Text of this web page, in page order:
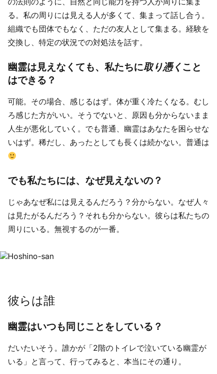
る。私の周りには見える人が多くて、集まって話し合う。
組織でも団体でもなく、ただの友人として集まる。経験を
交換し、特定の状況での対処法を話す。
幽霊は見えなくても、私たちに取り憑く こと
はできる？
可能。その場合、感じるはず。体が重く冷たくなる。むし
ろ感じた方がいい。そうでないと、原因も分からないまま
人生が悪化していく。でも普通、幽霊はあなたを困らせな
いはず。稀だし、あったとしても長くは続かない。普通は
でも私たちには、なぜ見えないの？
じゃあなぜ私には見えるんだろう？分からない。なぜ人々
は見たがるんだろう？それも分からない。彼らは私たちの
周りにいる。無視するのが一番。
彼らは誰
幽霊はいつも同じことをしている？
だいたいそう。誰かが「2階のトイレで泣いている幽霊が
いる」と言って、行ってみると、本当にその通り。